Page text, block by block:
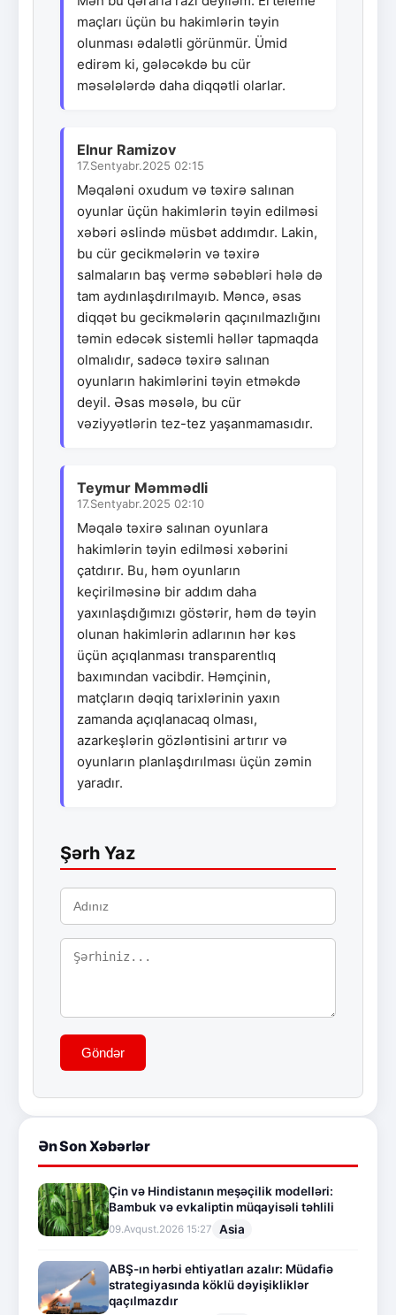
maçları üçün bu hakimlərin təyin
olunması ədalətli görünmür. Ümid
edirəm ki, gələcəkdə bu cür
məsələlərdə daha diqqətli olarlar.
Elnur Ramizov
17.Sentyabr.2025 02:15
Məqaləni oxudum və təxirə salınan
oyunlar üçün hakimlərin təyin edilməsi
xəbəri əslində müsbət addımdır. Lakin,
bu cür gecikmələrin və təxirə
salmaların baş vermə səbəbləri hələ də
tam aydınlaşdırılmayıb. Məncə, əsas
diqqət bu gecikmələrin qaçınılmazlığını
təmin edəcək sistemli həllər tapmaqda
olmalıdır, sadəcə təxirə salınan
oyunların hakimlərini təyin etməkdə
deyil. Əsas məsələ, bu cür
vəziyyətlərin tez-tez yaşanmamasıdır.
Teymur Məmmədli
17.Sentyabr.2025 02:10
Məqalə təxirə salınan oyunlara
hakimlərin təyin edilməsi xəbərini
çatdırır. Bu, həm oyunların
keçirilməsinə bir addım daha
yaxınlaşdığımızı göstərir, həm də təyin
olunan hakimlərin adlarının hər kəs
üçün açıqlanması transparentlıq
baxımından vacibdir. Həmçinin,
matçların dəqiq tarixlərinin yaxın
zamanda açıqlanacaq olması,
azarkeşlərin gözləntisini artırır və
oyunların planlaşdırılması üçün zəmin
yaradır.
Şərh Yaz
Göndər
Ən Son Xəbərlər
Çin və Hindistanın meşəçilik modelləri:
Bambuk və evkaliptin müqayisəli təhlili
09.Avqust.2026 15:27 Asia
ABŞ-ın hərbi ehtiyatları azalır: Müdafiə
strategiyasında köklü dəyişikliklər
qaçılmazdır